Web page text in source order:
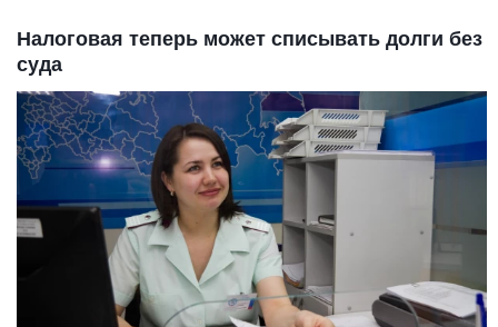
Налоговая теперь может списывать долги без
суда